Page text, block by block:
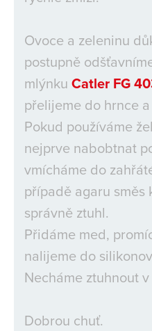
Ovoce a zeleninu
postupně
mlýnku Catler FG
přelijeme do hrnce
Pokud používáme
nejprve nabobtnat
vmícháme do
případě agaru
správně ztuhl.
Přidáme med,
nalijeme do
Necháme ztuhnout
Dobrou chuť.